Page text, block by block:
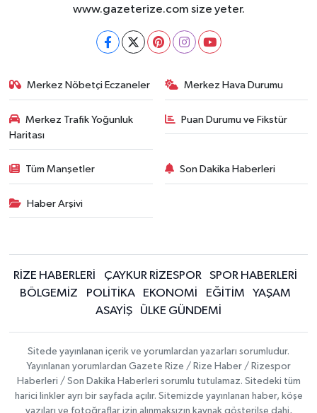
www.gazeterize.com size yeter.
Merkez Nöbetçi Eczaneler Merkez Hava Durumu
Merkez Trafik Yoğunluk
Haritası
Puan Durumu ve Fikstür
Tüm Manşetler Son Dakika Haberleri
Haber Arşivi
RİZE HABERLERİ ÇAYKUR RİZESPOR
SPOR HABERLERİ
BÖLGEMİZ
POLİTİKA EKONOMİ EĞİTİM
YAŞAM
ASAYİŞ
ÜLKE GÜNDEMİ
Sitede yayınlanan içerik ve yorumlardan yazarları sorumludur.
Yayınlanan yorumlardan Gazete Rize / Rize Haber / Rizespor
Haberleri / Son Dakika Haberleri sorumlu tutulamaz. Sitedeki tüm
harici linkler ayrı bir sayfada açılır. Sitemizde yayınlanan haber, köşe